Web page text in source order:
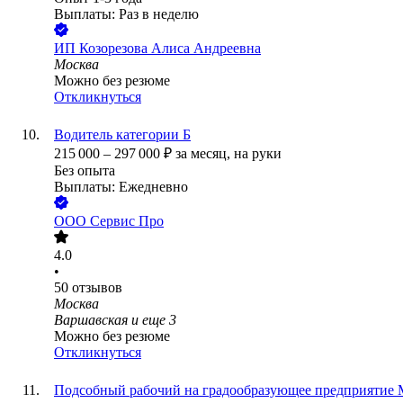
Выплаты: Раз в неделю
ИП Козорезова Алиса Андреевна
Москва
Можно без резюме
Откликнуться
Водитель категории Б
215 000 – 297 000 ₽ за месяц, на руки
Без опыта
Выплаты: Ежедневно
ООО Сервис Про
4.0
•
50 отзывов
Москва
Варшавская и еще 3
Можно без резюме
Откликнуться
Подсобный рабочий на градообразующее предприятие